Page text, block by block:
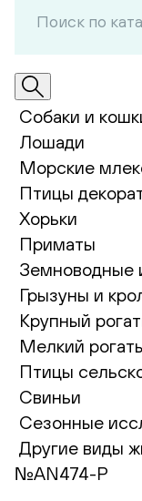
Собаки и
Лошади
Морские
Птицы
Хорьки
Приматы
Земноводные
Грызуны и
Крупный
Мелкий
Птицы
Свиньи
Сезонные
Другие виды
№AN474-Р